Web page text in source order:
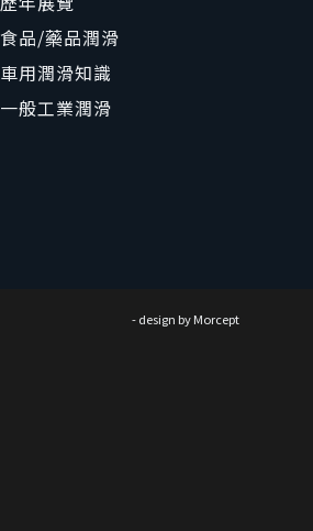
食品/藥品潤滑
車用潤滑知識
一般工業潤滑
- design byMorcept